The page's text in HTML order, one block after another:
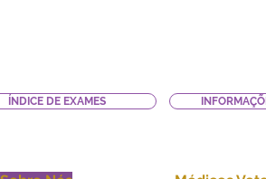
ÍNDICE DE EXAMES